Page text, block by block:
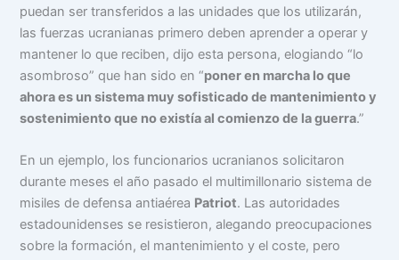
puedan ser transferidos a las unidades que los utilizarán,
las fuerzas ucranianas primero deben aprender a operar y
mantener lo que reciben, dijo esta persona, elogiando “lo
asombroso” que han sido en “poner en marcha lo que
ahora es un sistema muy sofisticado de mantenimiento y
sostenimiento que no existía al comienzo de la guerra.”
En un ejemplo, los funcionarios ucranianos solicitaron
durante meses el año pasado el multimillonario sistema de
misiles de defensa antiaérea Patriot. Las autoridades
estadounidenses se resistieron, alegando preocupaciones
sobre la formación, el mantenimiento y el coste, pero